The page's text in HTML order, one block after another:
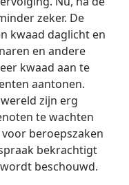
zeker. De
kwaad daglicht en
en andere
kwaad aan te
aantonen.
wereld zijn erg
te wachten
beroepszaken
bekrachtigt
beschouwd.